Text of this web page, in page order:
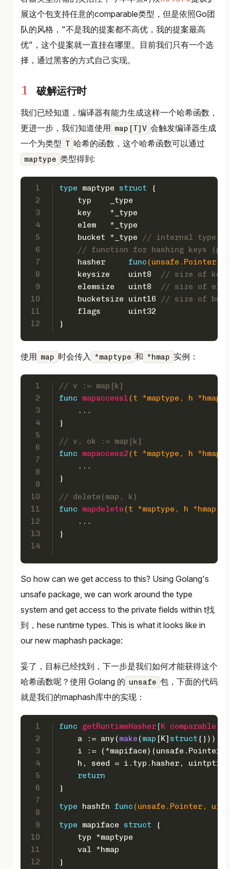
展这个包支持任意的comparable类型，但是依照Go团
队的风格，"不是我的提案都不高优，我的提案最高
优"，这个提案就一直挂在哪里。目前我们只有一个选
择，通过黑客的方式自己实现。
破解运行时
我们已经知道，编译器有能力生成这样一个哈希函数，
更进一步，我们知道使用 map[T]V 会触发编译器生成
一个为类型 T 哈希的函数，这个哈希函数可以通过
maptype 类型得到:
1
2
3
4
5
6
7
8
9
10
11
12
type maptype struct {
    typ    _type
    key    *_type
    elem   *_type
    bucket *_type
// internal type
// function for hashing keys
    hasher
func (unsafe.Pointer,
    keysize
uint8
// size of key
    elemsize
uint8
// size of
    bucketsize
uint16
// size of
    flags
uint32
}
使用 map 时会传入 *maptype 和 *hmap 实例：
1
2
3
4
5
6
7
8
9
10
11
12
13
14
// v := map[k]
func
mapaccess1 (t *maptype, h
    ...
}
// v, ok := map[k]
func
mapaccess2 (t *maptype, h
    ...
}
// delete(map, k)
func
mapdelete (t *maptype, h *hmap,
    ...
}
So how can we get access to this? Using Golang's
unsafe package, we can work around the type
system and get access to the private fields within t找
到，hese runtime types. This is what it looks like in
our new maphash package:
妥了，目标已经找到，下一步是我们如何才能获得这个
哈希函数呢？使用 Golang 的 unsafe 包，下面的代码
就是我们的maphash库中的实现：
1
2
3
4
5
6
7
8
9
10
11
12
func getRuntimeHasher [K comparable]
    a := any(
make (map [K] struct {}))
i :=
    h, seed = i.typ.hasher,
uintptr
return
}
type hashfn func (unsafe.Pointer,
type mapiface struct {
    typ *maptype
    val *hmap
}